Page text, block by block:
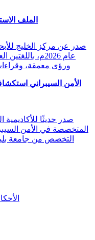
الملف
صدر عن مركز الخليج
عام 2026م،
ورؤى معمقة،
الأمن السيبراني استكشاف
المتخصصة في الأمن
التخصص من جامعة